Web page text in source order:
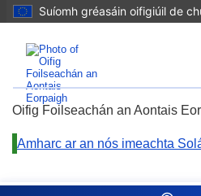
Suíomh gréasáin oifigiúil de
Oifig Foilseachán an Aontais
Amharc ar an nós imeachta